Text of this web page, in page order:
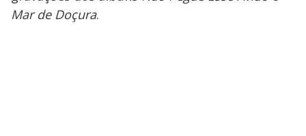
Mar de Doçura.